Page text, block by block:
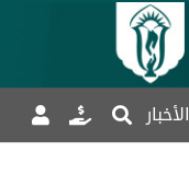
الأخبار